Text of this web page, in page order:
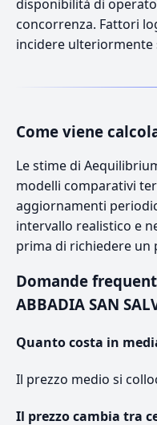
disponibilità di
concorrenza. Fattori
incidere ulteriormente
Come viene
Le stime di
modelli comparativi
aggiornamenti
intervallo realistico e
prima di richiedere un
Domande
ABBADIA SAN
Quanto costa in
Il prezzo medio si
Il prezzo cambia tra